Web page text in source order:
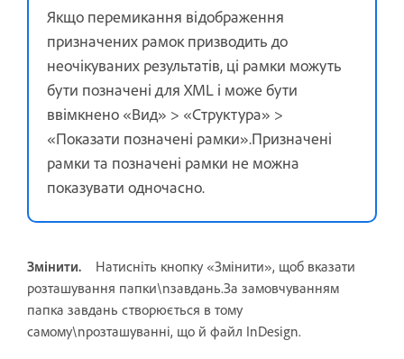
Якщо перемикання відображення
призначених рамок призводить до
неочікуваних результатів, ці рамки можуть
бути позначені для XML і може бути
ввімкнено «Вид» > «Структура» >
«Показати позначені рамки».Призначені
рамки та позначені рамки не можна
показувати одночасно.
Змінити.
Натисніть кнопку «Змінити», щоб вказати
розташування папки\nзавдань.За замовчуванням
папка завдань створюється в тому
самому\nрозташуванні, що й файл InDesign.